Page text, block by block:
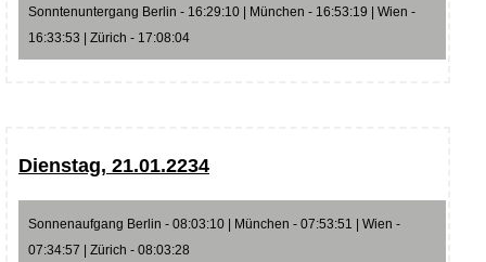
Sonntenuntergang Berlin - 16:29:10 | München - 16:53:19 | Wien -
16:33:53 | Zürich - 17:08:04
Dienstag, 21.01.2234
Sonnenaufgang Berlin - 08:03:10 | München - 07:53:51 | Wien -
07:34:57 | Zürich - 08:03:28